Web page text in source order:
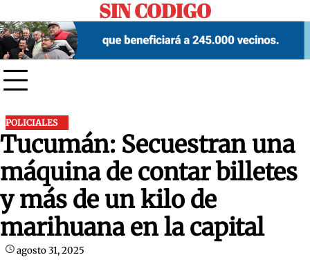
to
content
SIN CODIGO
POLICIALES
Tucumán: Secuestran una
máquina de contar billetes
y más de un kilo de
marihuana en la capital
agosto 31, 2025